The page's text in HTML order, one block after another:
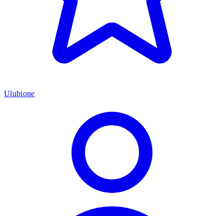
Ulubione